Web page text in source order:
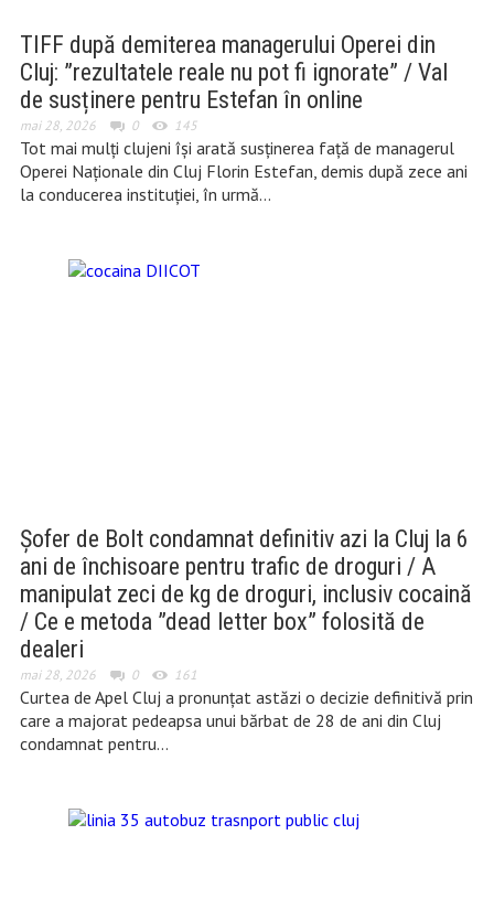
TIFF după demiterea managerului Operei din
Cluj: ”rezultatele reale nu pot fi ignorate” / Val
de susținere pentru Estefan în online
mai 28, 2026 0 145
Tot mai mulți clujeni își arată susținerea față de managerul
Operei Naționale din Cluj Florin Estefan, demis după zece ani
la conducerea instituției, în urmă…
Șofer de Bolt condamnat definitiv azi la Cluj la 6
ani de închisoare pentru trafic de droguri / A
manipulat zeci de kg de droguri, inclusiv cocaină
/ Ce e metoda ”dead letter box” folosită de
dealeri
mai 28, 2026 0 161
Curtea de Apel Cluj a pronunțat astăzi o decizie definitivă prin
care a majorat pedeapsa unui bărbat de 28 de ani din Cluj
condamnat pentru…